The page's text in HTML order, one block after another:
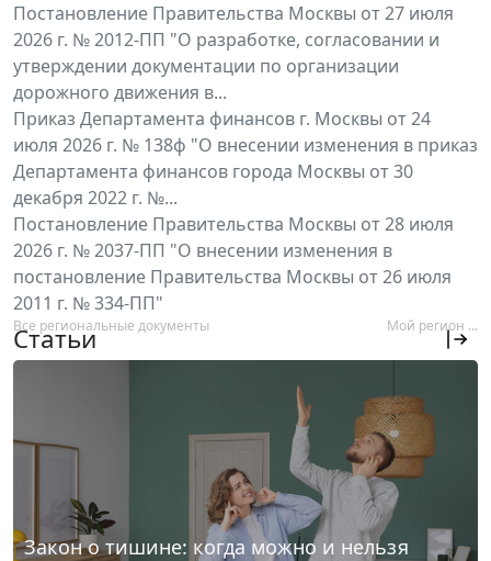
Постановление Правительства Москвы от 27 июля
2026 г. № 2012-ПП "О разработке, согласовании и
утверждении документации по организации
дорожного движения в...
Приказ Департамента финансов г. Москвы от 24
июля 2026 г. № 138ф "О внесении изменения в приказ
Департамента финансов города Москвы от 30
декабря 2022 г. №...
Постановление Правительства Москвы от 28 июля
2026 г. № 2037-ПП "О внесении изменения в
постановление Правительства Москвы от 26 июля
2011 г. № 334-ПП"
Все региональные документы Мой регион ...
Статьи
Закон о тишине: когда можно и нельзя